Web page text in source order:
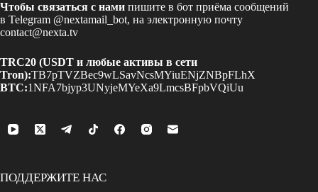
Чтобы связаться с нами пишите в бот приёма сообщений
в Telegram @nextamail_bot, на электронную почту
contact@nexta.tv
TRC20 (USDT и любые активы в сети
Tron):TB7pTVZBec9wLSavNcsMYiuENjZNBpFLhX
BTC:1NFA7bjyp3UNyjeMYeXa9LmcsBFpbVQiUu
ПОДДЕРЖИТЕ НАС